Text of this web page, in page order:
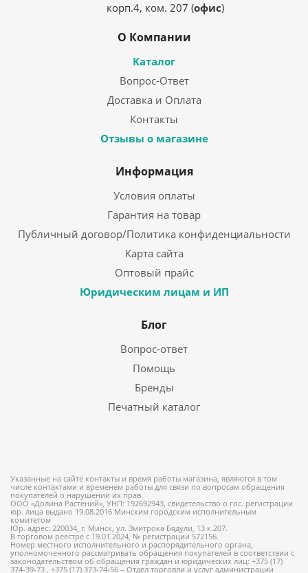
корп.4, ком. 207 (офис)
О Компании
Каталог
Вопрос-Ответ
Доставка и Оплата
Контакты
Отзывы о магазине
Информация
Условия оплаты
Гарантия на товар
Публичный договор/Политика конфиденциальности
Карта сайта
Оптовый прайс
Юридическим лицам и ИП
Блог
Вопрос-ответ
Помощь
Бренды
Печатный каталог
Указанные на сайте контакты и время работы магазина, являются в том
числе контактами и временем работы для связи по вопросам обращения
покупателей о нарушении их прав.
ООО «Долина Растений», УНП: 192692943, свидетельство о гос. регистрации
юр. лица выдано 19.08.2016 Минским городским исполнительным
комитетом
Юр. адрес: 220034, г. Минск, ул. Змитрока Бядули, 13 к.207.
В торговом реестре с 19.01.2024, № регистрации 572156.
Номер местного исполнительного и распорядительного органа,
уполномоченного рассматривать обращения покупателей в соответствии с
законодательством об обращения граждан и юридических лиц: +375 (17)
374-39-73 , +375 (17) 373-74-56 – Отдел торговли и услуг администрации